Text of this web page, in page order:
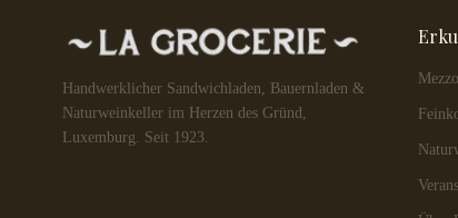
Handwerklicher Sandwichladen, Bauernladen &
Naturweinkeller im Herzen des Gründ,
Luxemburg. Seit 1923.